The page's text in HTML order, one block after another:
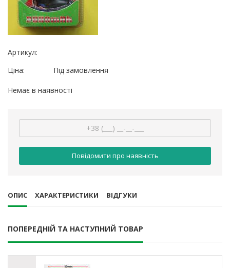
Артикул:
Ціна:
Під замовлення
Немає в наявності
Повідомити про наявність
ОПИС ХАРАКТЕРИСТИКИ ВІДГУКИ
ПОПЕРЕДНІЙ ТА НАСТУПНИЙ ТОВАР